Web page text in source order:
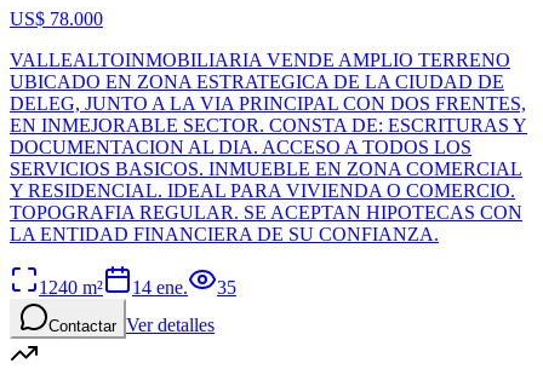
US$ 78.000
VALLEALTOINMOBILIARIA VENDE AMPLIO TERRENO
UBICADO EN ZONA ESTRATEGICA DE LA CIUDAD DE
DELEG, JUNTO A LA VIA PRINCIPAL CON DOS FRENTES,
EN INMEJORABLE SECTOR. CONSTA DE: ESCRITURAS Y
DOCUMENTACION AL DIA. ACCESO A TODOS LOS
SERVICIOS BASICOS. INMUEBLE EN ZONA COMERCIAL
Y RESIDENCIAL. IDEAL PARA VIVIENDA O COMERCIO.
TOPOGRAFIA REGULAR. SE ACEPTAN HIPOTECAS CON
LA ENTIDAD FINANCIERA DE SU CONFIANZA.
1240 m² 14 ene. 35
Contactar Ver detalles